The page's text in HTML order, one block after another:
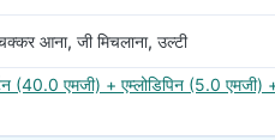
आना, जी मिचलाना, उल्टी
(40.0 एमजी) + एम्लोडिपिन (5.0 एमजी)